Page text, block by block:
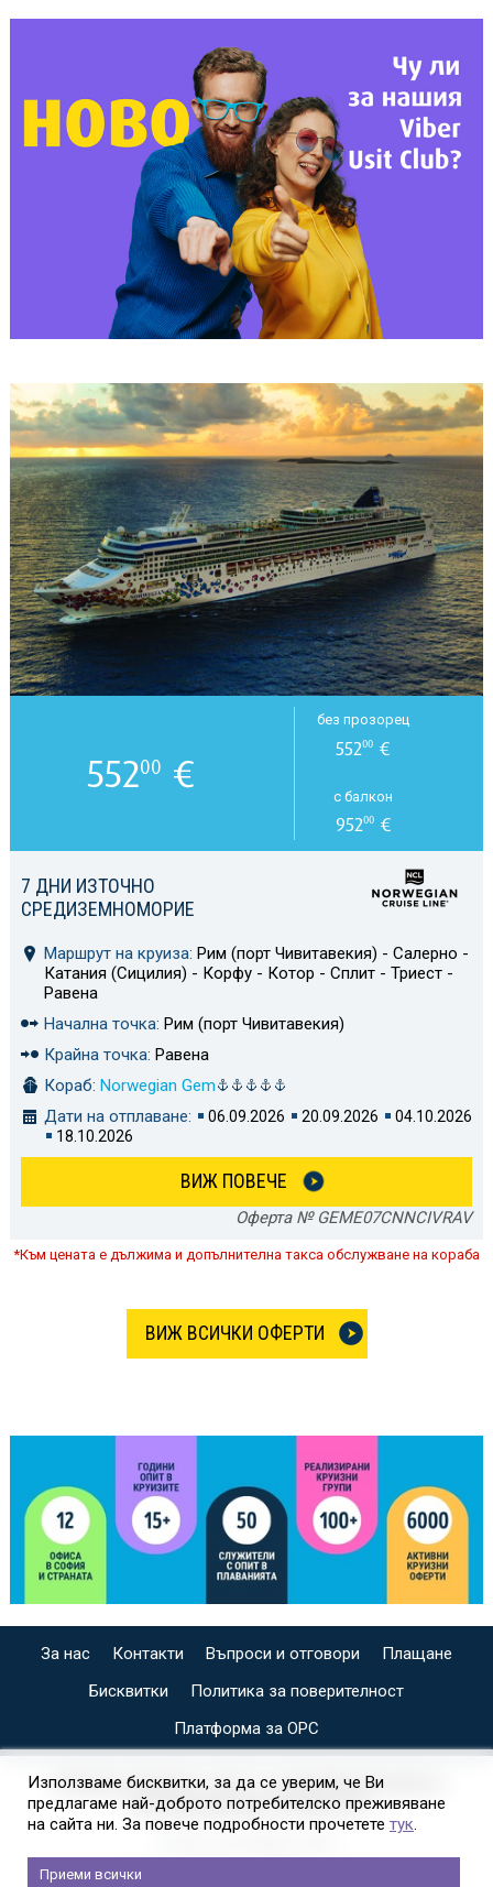
7 ДНИ ИЗТОЧНО
СРЕДИЗЕМНОМОРИЕ
Маршрут на круиза: Рим (порт Чивитавекия) - Салерно -
Катания (Сицилия) - Корфу - Котор - Сплит - Триест -
Равена
Начална точка: Рим (порт Чивитавекия)
Крайна точка: Равена
Кораб: Norwegian Gem
Дати на отплаване:
06.09.2026 20.09.2026
04.10.2026
18.10.2026
ВИЖ ПОВЕЧЕ
Оферта № GEME07CNNCIVRAV
55200 €
без прозорец
55200 €
с балкон
95200€
*Към цената е дължима и допълнителна такса обслужване на кораба
ВИЖ ВСИЧКИ ОФЕРТИ
За нас Контакти Въпроси и отговори
Плащане
Бисквитки
Политика за поверителност
Платформа за ОРС
СПЕЦИАЛИЗИРАН САЙТ ЗА ИНДИВИДУАЛНИ И
ОРГАНИЗИРАНИ КРУИЗИ НА
Използваме бисквитки, за да се уверим, че Ви
предлагаме най-доброто потребителско преживяване
на сайта ни. За повече подробности прочетете тук.
Приеми всички